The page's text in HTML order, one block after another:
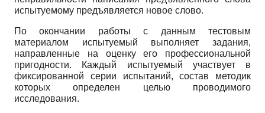
испытуемому предъявляется новое слово.
По окончании работы с данным тестовым
материалом испытуемый выполняет задания,
направленные на оценку его профессиональной
пригодности. Каждый испытуемый участвует в
фиксированной серии испытаний, состав методик
которых определен целью проводимого
исследования.